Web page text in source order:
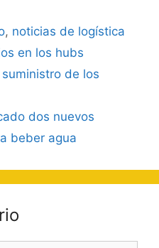
, noticias de logística
en los hubs
de los
dos nuevos
beber agua